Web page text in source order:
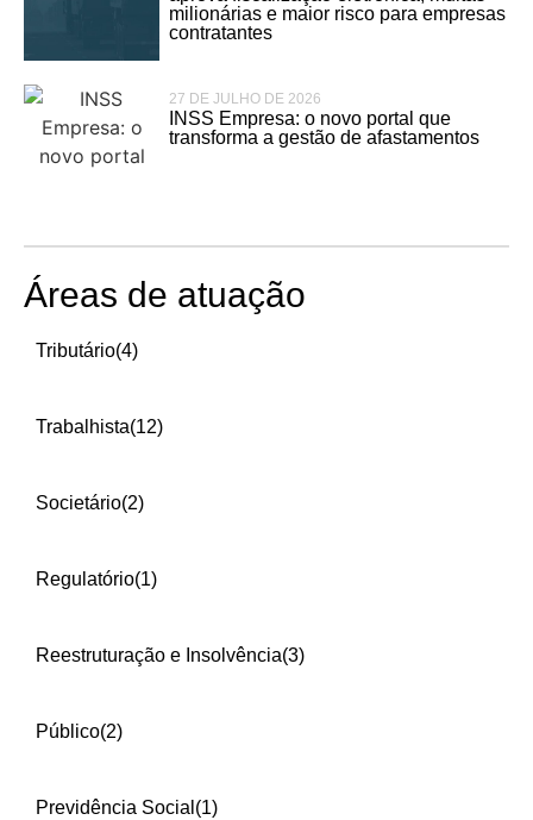
milionárias e maior risco para empresas
contratantes
27 DE JULHO DE 2026
INSS Empresa: o novo portal que
transforma a gestão de afastamentos
Áreas de atuação
Tributário(4)
Trabalhista(12)
Societário(2)
Regulatório(1)
Reestruturação e Insolvência(3)
Público(2)
Previdência Social (1)